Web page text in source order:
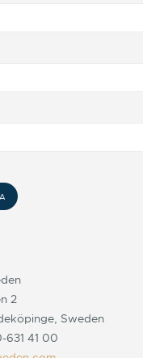
2
Sweden
631 41 00